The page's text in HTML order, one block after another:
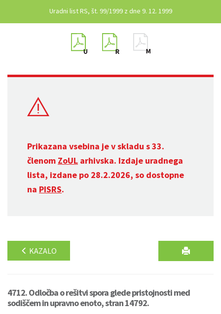
Uradni list RS, št. 99/1999 z dne 9. 12. 1999
Prikazana vsebina je v skladu s 33.
členom ZoUL arhivska. Izdaje uradnega
lista, izdane po 28.2.2026, so dostopne
na PISRS.
KAZALO
4712. Odločba o rešitvi spora glede pristojnosti med
sodiščem in upravno enoto, stran 14792.